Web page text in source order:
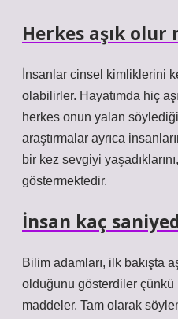
Herkes aşık olur
İnsanlar cinsel kimliklerini
olabilirler. Hayatımda hiç
herkes onun yalan
araştırmalar ayrıca
bir kez sevgiyi
göstermektedir.
İnsan kaç
Bilim adamları, ilk bakışta
olduğunu gösterdiler çünkü
maddeler. Tam olarak